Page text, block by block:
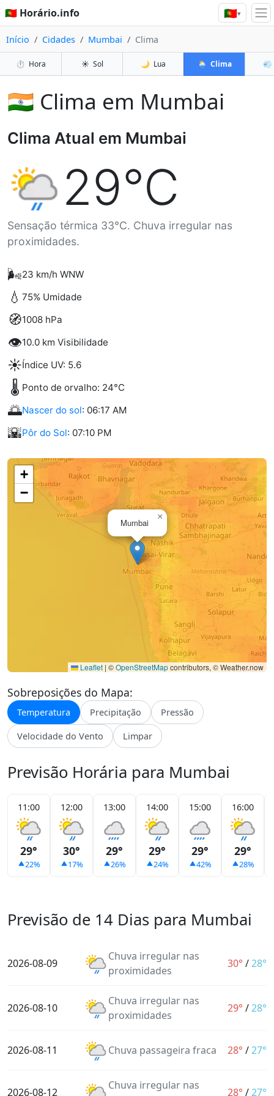
🇵🇹 Horário.info 🇵🇹▾
Início Cidades Mumbai Clima
⏱️ Hora ☀️ Sol 🌙 Lua 🌦️ Clima 💨
🇮🇳 Clima em Mumbai
Clima Atual em Mumbai
29°C
Sensação térmica 33°C. Chuva irregular nas
proximidades.
🌬️23 km/h WNW
💧 75% Umidade
🧭1008 hPa
👁️10.0 km Visibilidade
☀️Índice UV: 5.6
🌡️ Ponto de orvalho: 24°C
🌅Nascer do sol: 06:17 AM
🌇Pôr do Sol: 07:10 PM
Mumbai
×
+
−
Leaflet | ©OpenStreetMapcontributors, © Weather.now
Sobreposições do Mapa:
Temperatura Precipitação Pressão
Velocidade do Vento Limpar
Previsão Horária para Mumbai
11:00
29°
22%
12:00
30°
17%
13:00
29°
26%
14:00
29°
24%
15:00
29°
42%
16:00
29°
28%
Previsão de 14 Dias para Mumbai
2026-08-09
Chuva irregular nas
proximidades
30° /28°
2026-08-10
Chuva irregular nas
proximidades
29° /28°
2026-08-11 Chuva passageira fraca 28° /27°
2026-08-12
Chuva irregular nas
28° /27°